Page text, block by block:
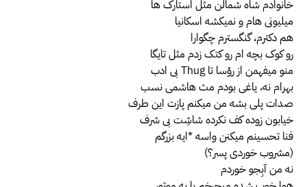
خانوادم شاه شمالن مثل استارک ها
میلیونی هام و نمیکشه اسکانیا
هم دکترم، گنگسترم چگوارا
رو کوک بچه ام رو کتک زدم مثل تایگا
منو میفهمن از رؤسا تا Thug بی ادب
بهرام نه، یاغی بودم مث هاشمی نسب
صدات پلی بشه من میکنم پازت این طرف
خیابون زوده کف نکرده شاشِت بی شرف
فنا تحسینم میکنن واسه *ایه بزرگم
(مشروب خوردی پسر؟)
نه من آبِجو خوردم